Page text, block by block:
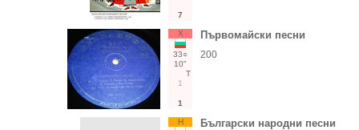
7
Х
33○
10"
Т
1
1
Първомайски песни
200
Н Български народни песни